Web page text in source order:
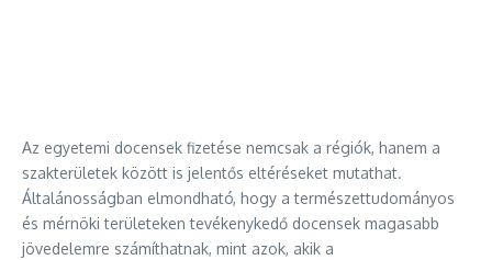
Az egyetemi docensek fizetése nemcsak a régiók, hanem a
szakterületek között is jelentős eltéréseket mutathat.
Általánosságban elmondható, hogy a természettudományos
és mérnöki területeken tevékenykedő docensek magasabb
jövedelemre számíthatnak, mint azok, akik a